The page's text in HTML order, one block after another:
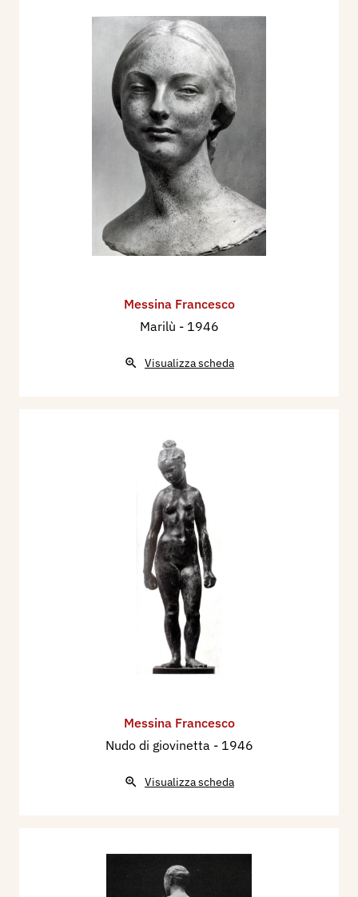
Messina Francesco
Marilù - 1946
Visualizza scheda
Messina Francesco
Nudo di giovinetta - 1946
Visualizza scheda